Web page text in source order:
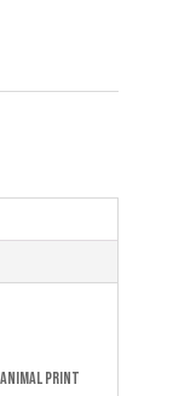
print